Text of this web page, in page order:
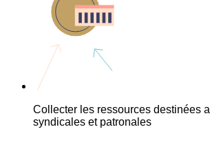
Collecter les ressources destinées
syndicales et patronales